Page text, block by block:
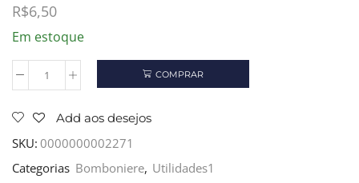
R$6,50
Em estoque
CHIC
HORTELA
C/100
quantidade
COMPRAR
Add aos desejos
SKU: 0000000002271
Categorias Bomboniere, Utilidades1